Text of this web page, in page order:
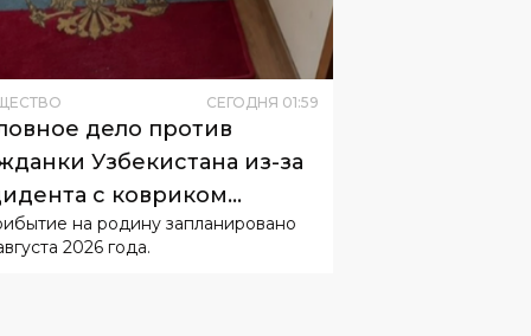
СЕГОДНЯ
дело против
Узбекистана из-за
с ковриком
не будут
на родину запланировано
2026 года.